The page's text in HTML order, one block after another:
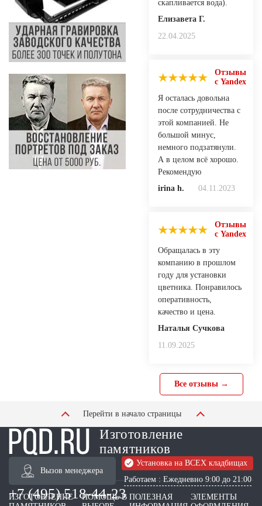
скапливается вода).
Елизавета Г.
22.04.2025
Отзывы
с Yandex
Я осталась довольна
после сотрудничества с
этой компанией. Не
большой минус,
немного подзатянули.
А в целом всё хорошо.
Рекомендую
irina h.
04.11.2023
Отзывы
с Yandex
Обращалась в эту
компанию в прошлом
году для установки
цветника. Понравилось
оперативность,
качество и цена.
Наталья Сучкова
11.09.2025
Все отзывы →
Перейти в начало страницы
Изготовление
памятников
Вызов менеджера
Установка на ВСЕХ кладбищах
Работаем : Ежедневно 9:00 до 21:00
+7 (495) 518-44-23
ИЗГОТОВЛЕНИЕ
ПОМОЩЬ В ПОЛЕЗНАЯ
ЭЛЕМЕНТЫ